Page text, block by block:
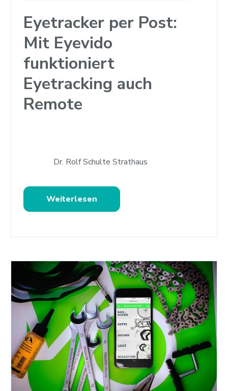
Eyetracker per Post:
Mit Eyevido
funktioniert
Eyetracking auch
Remote
Dr. Rolf Schulte Strathaus
Weiterlesen